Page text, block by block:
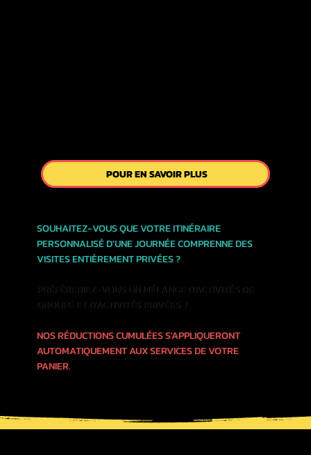
POUR EN SAVOIR PLUS
SOUHAITEZ-VOUS QUE VOTRE ITINÉRAIRE
PERSONNALISÉ D'UNE JOURNÉE COMPRENNE DES
VISITES ENTIÈREMENT PRIVÉES ?
PRÉFÉRERIEZ-VOUS UN MÉLANGE D'ACTIVITÉS DE
GROUPE ET D'ACTIVITÉS PRIVÉES ?
NOS RÉDUCTIONS CUMULÉES S'APPLIQUERONT
AUTOMATIQUEMENT AUX SERVICES DE VOTRE
PANIER.